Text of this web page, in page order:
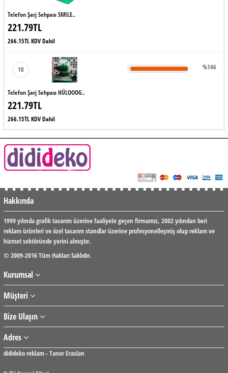
Telefon Şarj Sehpası SMILE..
221.79TL
266.15TL KDV Dahil
10
Telefon Şarj Sehpası HÜLOOOG..
221.79TL
266.15TL KDV Dahil
%146
Hakkında
1999 yılında grafik tasarım üzerine faaliyete geçen firmamız, 2002 yılından beri
reklam ürünleri ve özel tasarım standlar üzerine profesyonelleşmiş olup reklam ve
hizmet sektöründe yerini almıştır.
© 2009-2016 Tüm Hakları Saklıdır.
Kurumsal
Müşteri
Bize Ulaşın
Adres
didideko reklam - Taner Eraslan